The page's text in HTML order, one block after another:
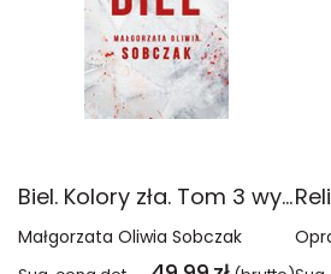
Biel. Kolory zła. Tom 3 wyd. 2025
Małgorzata Oliwia Sobczak